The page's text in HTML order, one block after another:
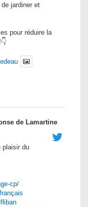
jardiner et
pour réduire la
de Lamartine
plaisir du
cp/